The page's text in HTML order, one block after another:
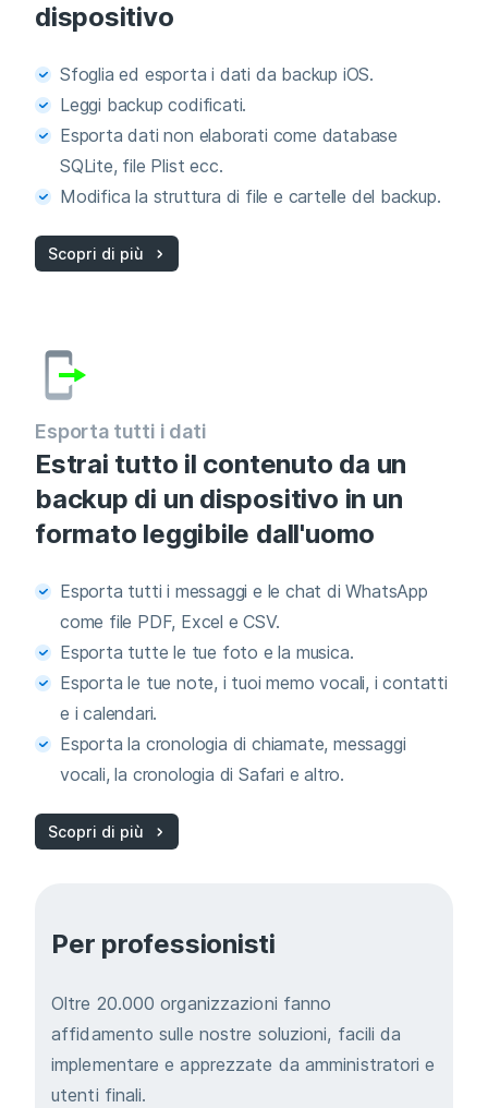
dispositivo
Sfoglia ed esporta i dati da backup iOS.
Leggi backup codificati.
Esporta dati non elaborati come database
SQLite, file Plist ecc.
Modifica la struttura di file e cartelle del backup.
Scopri di più
Esporta tutti i dati
Estrai tutto il contenuto da un
backup di un dispositivo in un
formato leggibile dall'uomo
Esporta tutti i messaggi e le chat di WhatsApp
come file PDF, Excel e CSV.
Esporta tutte le tue foto e la musica.
Esporta le tue note, i tuoi memo vocali, i contatti
e i calendari.
Esporta la cronologia di chiamate, messaggi
vocali, la cronologia di Safari e altro.
Scopri di più
Per professionisti
Oltre 20.000 organizzazioni fanno
affidamento sulle nostre soluzioni, facili da
implementare e apprezzate da amministratori e
utenti finali.